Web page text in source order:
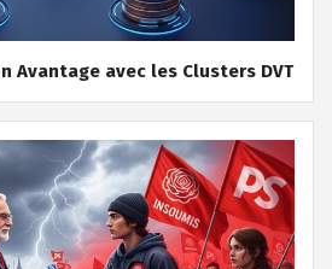
Avantage avec les Clusters DVT